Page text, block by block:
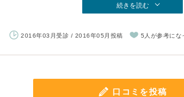
続きを読む
2016年03月受診 / 2016年05月投稿 5人が参考にな
口コミを投稿